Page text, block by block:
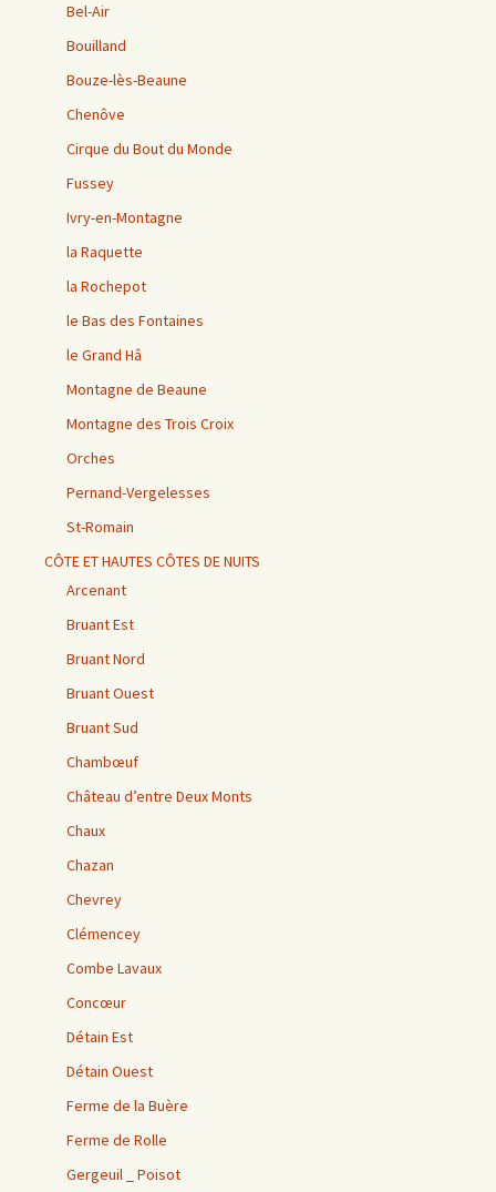
Bel-Air
Bouilland
Bouze-lès-Beaune
Chenôve
Cirque du Bout du Monde
Fussey
Ivry-en-Montagne
la Raquette
la Rochepot
le Bas des Fontaines
le Grand Hâ
Montagne de Beaune
Montagne des Trois Croix
Orches
Pernand-Vergelesses
St-Romain
CÔTE ET HAUTES CÔTES DE NUITS
Arcenant
Bruant Est
Bruant Nord
Bruant Ouest
Bruant Sud
Chambœuf
Château d’entre Deux Monts
Chaux
Chazan
Chevrey
Clémencey
Combe Lavaux
Concœur
Détain Est
Détain Ouest
Ferme de la Buère
Ferme de Rolle
Gergeuil _ Poisot